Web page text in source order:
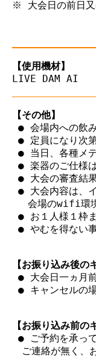
※ 大会日の前日又
【使用機材】
【その他】
● 会場内への飲
● 定員になり次
● 当日、各種メ
● 楽器のご仕様
● 大会の審査結
● 大会内容は、
会場のwifi環境
● お１人様１枠
● やむを得ない
【お振り込み後の
● 大会日一ヵ月
● キャンセルの
【お振り込み前の
● ご予約を承っ
ご連絡が無く、